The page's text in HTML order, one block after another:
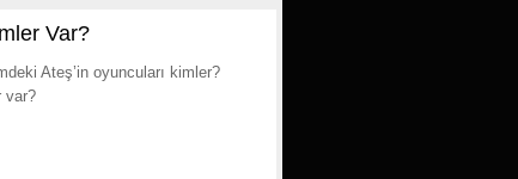
Var?
Ateş’in oyuncuları kimler?
var?